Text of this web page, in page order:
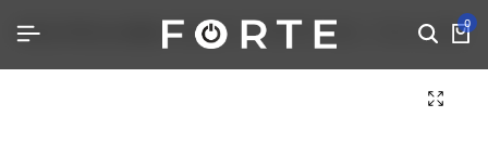
0
Home HISENSE CF70BT1FG 24ka – Klima uređaj